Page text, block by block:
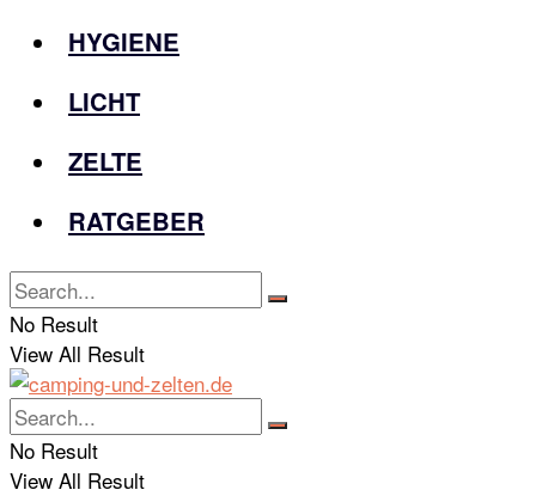
HYGIENE
LICHT
ZELTE
RATGEBER
No Result
View All Result
No Result
View All Result